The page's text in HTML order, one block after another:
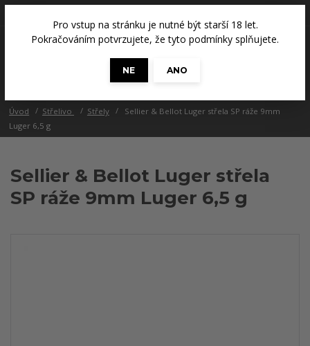
Pro vstup na stránku je nutné být starší 18 let.
Pokračováním potvrzujete, že tyto podmínky splňujete.
NE
ANO
0 Kč
Úvod Střelivo Střely
Sellier & Bellot Luger střela SP ráže 9mm
Luger 6,5 g
Sellier & Bellot Luger střela
SP ráže 9mm Luger 6,5 g